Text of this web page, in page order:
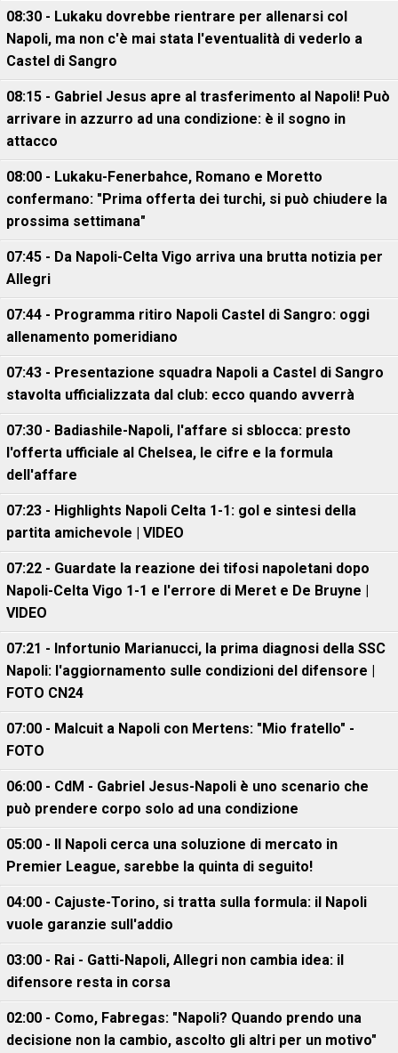
08:30 - Lukaku dovrebbe rientrare per allenarsi col
Napoli, ma non c'è mai stata l'eventualità di vederlo a
Castel di Sangro
08:15 - Gabriel Jesus apre al trasferimento al Napoli! Può
arrivare in azzurro ad una condizione: è il sogno in
attacco
08:00 - Lukaku-Fenerbahce, Romano e Moretto
confermano: "Prima offerta dei turchi, si può chiudere la
prossima settimana"
07:45 - Da Napoli-Celta Vigo arriva una brutta notizia per
Allegri
07:44 - Programma ritiro Napoli Castel di Sangro: oggi
allenamento pomeridiano
07:43 - Presentazione squadra Napoli a Castel di Sangro
stavolta ufficializzata dal club: ecco quando avverrà
07:30 - Badiashile-Napoli, l'affare si sblocca: presto
l'offerta ufficiale al Chelsea, le cifre e la formula
dell'affare
07:23 - Highlights Napoli Celta 1-1: gol e sintesi della
partita amichevole | VIDEO
07:22 - Guardate la reazione dei tifosi napoletani dopo
Napoli-Celta Vigo 1-1 e l'errore di Meret e De Bruyne |
VIDEO
07:21 - Infortunio Marianucci, la prima diagnosi della SSC
Napoli: l'aggiornamento sulle condizioni del difensore |
FOTO CN24
07:00 - Malcuit a Napoli con Mertens: "Mio fratello" -
FOTO
06:00 - CdM - Gabriel Jesus-Napoli è uno scenario che
può prendere corpo solo ad una condizione
05:00 - Il Napoli cerca una soluzione di mercato in
Premier League, sarebbe la quinta di seguito!
04:00 - Cajuste-Torino, si tratta sulla formula: il Napoli
vuole garanzie sull'addio
03:00 - Rai - Gatti-Napoli, Allegri non cambia idea: il
difensore resta in corsa
02:00 - Como, Fabregas: "Napoli? Quando prendo una
decisione non la cambio, ascolto gli altri per un motivo"